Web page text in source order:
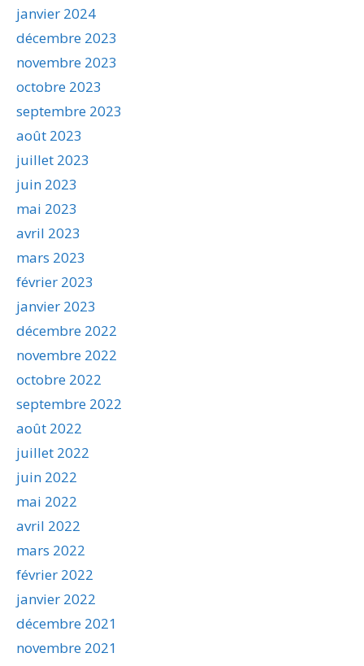
janvier 2024
décembre 2023
novembre 2023
octobre 2023
septembre 2023
août 2023
juillet 2023
juin 2023
mai 2023
avril 2023
mars 2023
février 2023
janvier 2023
décembre 2022
novembre 2022
octobre 2022
septembre 2022
août 2022
juillet 2022
juin 2022
mai 2022
avril 2022
mars 2022
février 2022
janvier 2022
décembre 2021
novembre 2021